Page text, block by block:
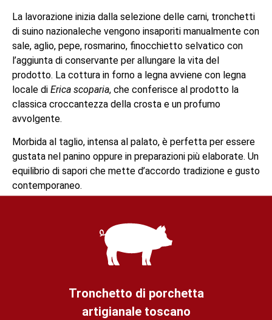
La lavorazione inizia dalla selezione delle carni, tronchetti
di suino nazionaleche vengono insaporiti manualmente con
sale, aglio, pepe, rosmarino, finocchietto selvatico con
l’aggiunta di conservante per allungare la vita del
prodotto. La cottura in forno a legna avviene con legna
locale di Erica scoparia, che conferisce al prodotto la
classica croccantezza della crosta e un profumo
avvolgente.
Morbida al taglio, intensa al palato, è perfetta per essere
gustata nel panino oppure in preparazioni più elaborate. Un
equilibrio di sapori che mette d’accordo tradizione e gusto
contemporaneo.
Tronchetto di porchetta
artigianale toscano